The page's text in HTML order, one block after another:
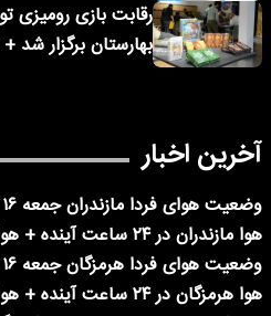
رقابت بازی رومیزی
بهارستان برگزار شد
آخرین اخبار
هوا مازندران در ۲۴ ساعت آینده + هواشناسی مازندران
هوا هرمزگان در ۲۴ ساعت آینده + هواشناسی هرمزگان